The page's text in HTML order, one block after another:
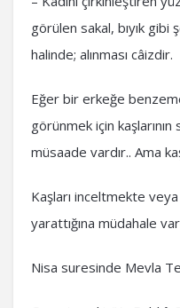
görülen sakal, bıyık gibi
halinde; alınması câizdir.
Eğer bir erkeğe
görünmek için
müsaade vardır.. Ama
Kaşları inceltmekte
yarattığına müdahale
Nisa suresinde Mevla